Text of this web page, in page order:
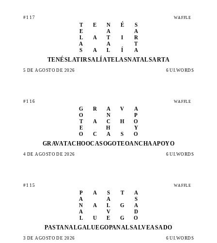
#117 WAFFLE
T E N É
S
E
A
A
L
A T I
R
A
A
T
S
A L Í A
TENÉSLATIRSALÍATELASNATALSARTA
5 DE AGOSTO DE 2026 6 UI.WORDS
#116 WAFFLE
G R A V
A
O
N
P
T
A C H
O
E
H
Y
O
C A S O
GRAVATACHOOCASOGOTEOANCHAAPOYO
4 DE AGOSTO DE 2026 6 UI.WORDS
#115 WAFFLE
P A S T
A
A
A
S
N
A L G
A
A
V
D
L
U E G O
PASTANALGALUEGOPANALSALVEASADO
3 DE AGOSTO DE 2026 6 UI.WORDS